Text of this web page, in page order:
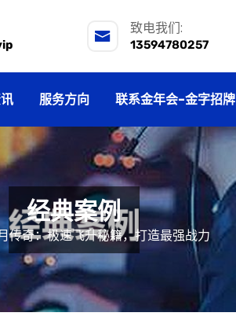
致电我们:
13594780257
服务方向 联系金年会-金字招牌
经典案例
传奇：极速飞升秘籍，打造最强战力